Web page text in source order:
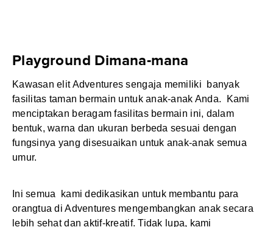
Playground Dimana-mana
Kawasan elit Adventures sengaja memiliki banyak
fasilitas taman bermain untuk anak-anak Anda. Kami
menciptakan beragam fasilitas bermain ini, dalam
bentuk, warna dan ukuran berbeda sesuai dengan
fungsinya yang disesuaikan untuk anak-anak semua
umur.
Ini semua kami dedikasikan untuk membantu para
orangtua di Adventures mengembangkan anak secara
lebih sehat dan aktif-kreatif. Tidak lupa, kami